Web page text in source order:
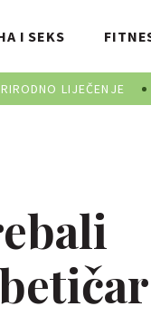
LIJEČENJE
I SEKS